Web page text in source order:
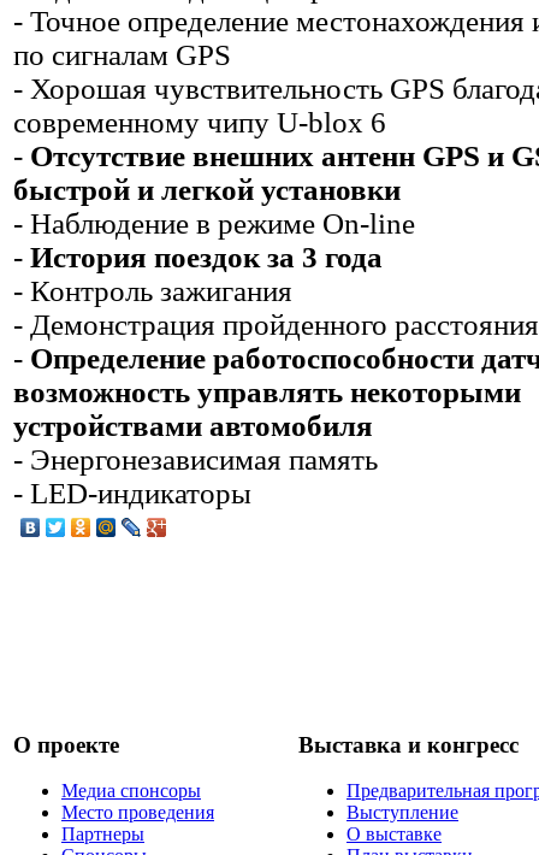
- Точное определение местонахождения
по сигналам GPS
- Хорошая чувствительность GPS
современному чипу U-blox 6
- Отсутствие внешних антенн GPS и
быстрой и легкой установки
- Наблюдение в режиме On-line
- История поездок за 3 года
- Контроль зажигания
- Демонстрация пройденного расстояния
- Определение работоспособности
возможность управлять некоторыми
устройствами автомобиля
- Энергонезависимая память
- LED-индикаторы
О проекте
Медиа спонсоры
Место проведения
Партнеры
Выставка и конгресс
Предварительная
Выступление
О выставке